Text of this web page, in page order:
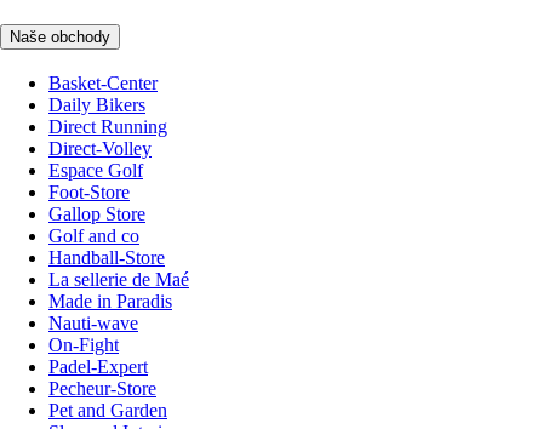
Naše obchody
Basket-Center
Daily Bikers
Direct Running
Direct-Volley
Espace Golf
Foot-Store
Gallop Store
Golf and co
Handball-Store
La sellerie de Maé
Made in Paradis
Nauti-wave
On-Fight
Padel-Expert
Pecheur-Store
Pet and Garden